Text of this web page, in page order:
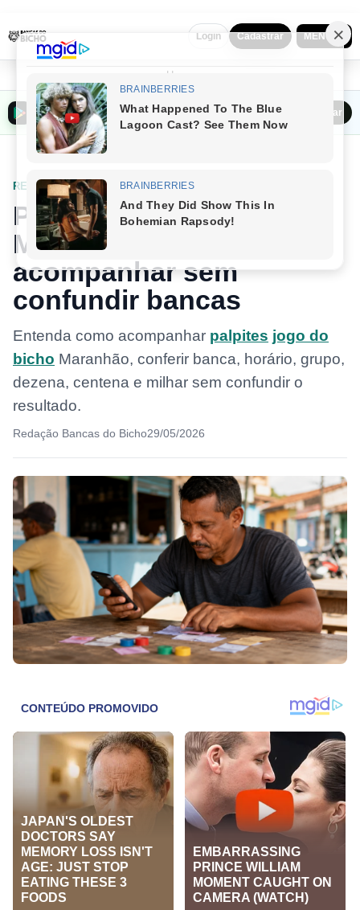
MENU ▼
Login Cadastrar
Home
Baixar o Bancas do Bicho na Play Store Baixar
RESULTADO DO BICHO POR ESTADO: ENTENDA O CONCEITO
Palpites jogo do bicho
Maranhão: como
acompanhar sem
confundir bancas
Entenda como acompanhar palpites jogo do
bicho Maranhão, conferir banca, horário, grupo,
dezena, centena e milhar sem confundir o
resultado.
Redação Bancas do Bicho29/05/2026